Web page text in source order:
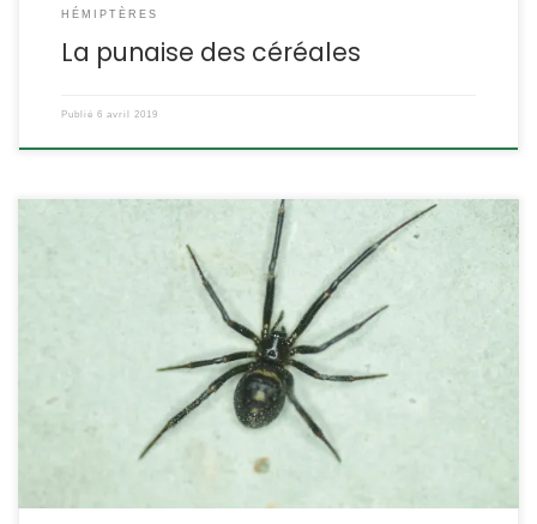
HÉMIPTÈRES
La punaise des céréales
Publié 6 avril 2019
Une araignée vedette de cinéma, ce n’est pas courant. Pourtant
cette espèce fait une apparition dans le film Spider-Man de Raimi
(2002), où le (super)héros acquiert ses pouvoirs après avoir été
mordu par une veuve noire génétiquement modifiée. Aucun
acteur n’acceptant le contact de cette espèce potentiellement
mortelle pour l’homme, on l’a […]